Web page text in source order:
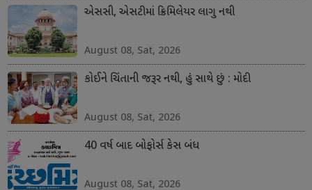
એસસી, એસટીમાં ક્રિમિલેયર લાગુ નથી
August 08, Sat, 2026
કોઈને ચિંતાની જરૂર નથી, હું સાથે છું : મોદી
August 08, Sat, 2026
40 વર્ષ બાદ બોફોર્સ કેસ બંધ
August 08, Sat, 2026